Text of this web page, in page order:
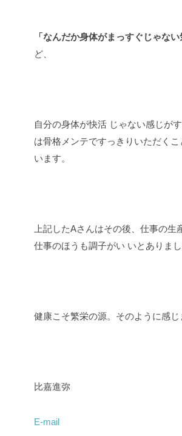
「なんだか身体がまっすぐじゃない
ど、
自分の身体が快活 じゃない感じが
は骨格メンテですっきりいただく
います。
上記したAさんはその後、仕事の生
仕事のほうも調子がい いとありまし
健康こそ繁栄の源。そのように感じ
比嘉進弥
E-mail